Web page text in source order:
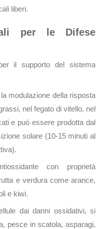
liberi.
per le Difese
il supporto del sistema
modulazione della risposta
nel fegato di vitello, nel
e può essere prodotta dal
solare (10-15 minuti al
con proprietà
e verdura come arance,
e kiwi.
dai danni ossidativi, si
pesce in scatola, asparagi,